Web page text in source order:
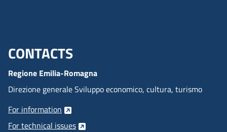
Menu footer inglese
CONTACTS
Regione Emilia-Romagna
Direzione generale Sviluppo economico, cultura, turismo
For information
For technical issues